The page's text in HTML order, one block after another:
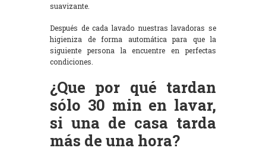
suavizante.
Después de cada lavado nuestras lavadoras se
higieniza de forma automática para que la
siguiente persona la encuentre en perfectas
condiciones.
¿Que por qué tardan
sólo 30 min en lavar,
si una de casa tarda
más de una hora?